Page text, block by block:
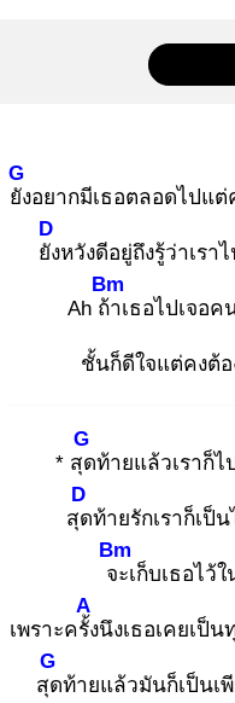
ยัง
G
อยากมีเธอตลอดไปแต่
ยัง
D
หวังดีอยู่ถึงรู้ว่าเรา
Ah ถ้า
Bm
เธอไปเจอค
ชั้นก็ดีใจแต่คงต้อ
* สุด
G
ท้ายแล้วเราก็ไ
สุด
D
ท้ายรักเราก็เป็
จะ
Bm
เก็บเธอไว้ใ
เพราะครั้ง
A
นึงเธอเคยเป็
สุด
G
ท้ายแล้วมันก็เป็นเ